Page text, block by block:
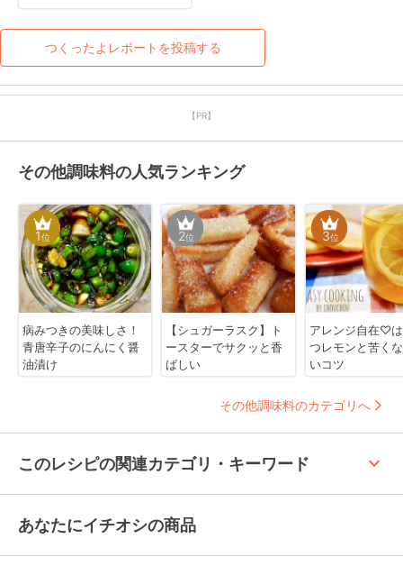
つくったよレポートを投稿する
【PR】
その他調味料の人気ランキング
1位
病みつきの美味しさ！
青唐辛子のにんにく醤
油漬け
2位
【シュガーラスク】ト
ースターでサクッと香
ばしい
3位
アレンジ自在♡
つレモンと苦く
いコツ
その他調味料のカテゴリへ
このレシピの関連カテゴリ・キーワード keyboard_arrow_up
あなたにイチオシの商品